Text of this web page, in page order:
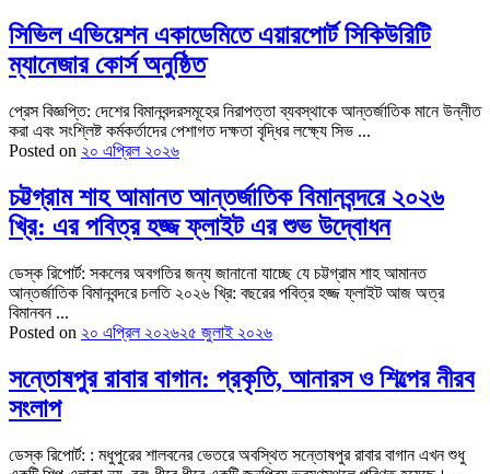
সিভিল এভিয়েশন একাডেমিতে এয়ারপোর্ট সিকিউরিটি
ম্যানেজার কোর্স অনুষ্ঠিত
প্রেস বিজ্ঞপ্তি: দেশের বিমানবন্দরসমূহের নিরাপত্তা ব্যবস্থাকে আন্তর্জাতিক মানে উন্নীত
করা এবং সংশ্লিষ্ট কর্মকর্তাদের পেশাগত দক্ষতা বৃদ্ধির লক্ষ্যে সিভ ...
Posted on ২০ এপ্রিল ২০২৬
চট্টগ্রাম শাহ আমানত আন্তর্জাতিক বিমানবন্দরে ২০২৬
খ্রি: এর পবিত্র হজ্জ ফ্লাইট এর শুভ উদ্বোধন
ডেস্ক রিপোর্ট: সকলের অবগতির জন্য জানানো যাচ্ছে যে চট্টগ্রাম শাহ আমানত
আন্তর্জাতিক বিমানবন্দরে চলতি ২০২৬ খ্রি: বছরের পবিত্র হজ্জ ফ্লাইট আজ অত্র
বিমানবন ...
Posted on ২০ এপ্রিল ২০২৬২৫ জুলাই ২০২৬
সন্তোষপুর রাবার বাগান: প্রকৃতি, আনারস ও শিল্পের নীরব
সংলাপ
ডেস্ক রিপোর্ট: : মধুপুরের শালবনের ভেতরে অবস্থিত সন্তোষপুর রাবার বাগান এখন শুধু